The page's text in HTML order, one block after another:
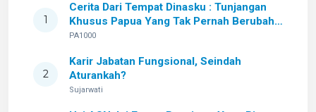
1
Cerita Dari Tempat Dinasku : Tunjangan
Khusus Papua Yang Tak Pernah Berubah
Setelah Sekian Lama
PA1000
2
Karir Jabatan Fungsional, Seindah
Aturankah?
Sujarwati